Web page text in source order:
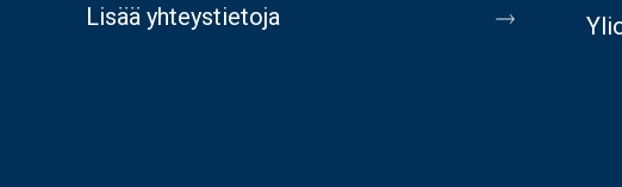
Lisää yhteystietoja